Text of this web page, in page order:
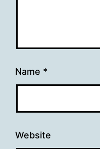
Name *
Website